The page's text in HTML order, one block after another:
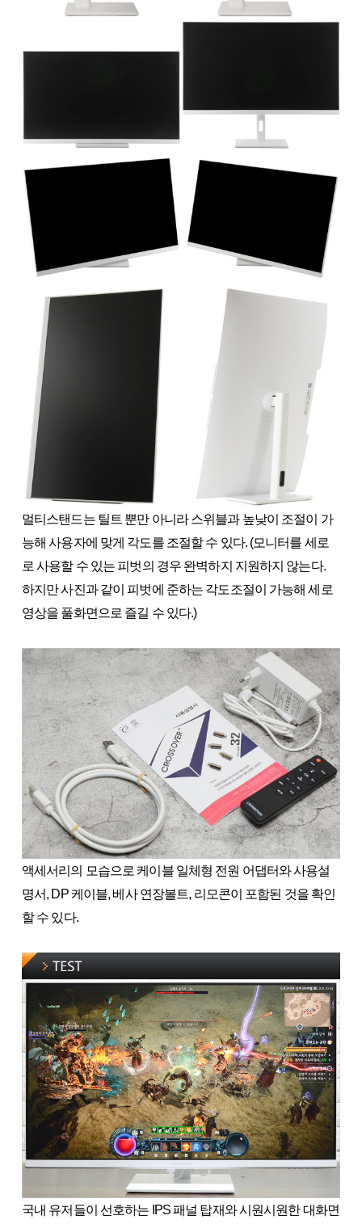
멀티스탠드는 틸트 뿐만 아니라 스위블과 높낮이 조절이 가
능해 사용자에 맞게 각도를 조절할 수 있다. (모니터를 세로
로 사용할 수 있는 피벗의 경우 완벽하지 지원하지 않는다.
하지만 사진과 같이 피벗에 준하는 각도조절이 가능해 세로
영상을 풀화면으로 즐길 수 있다.)
액세서리의 모습으로 케이블 일체형 전원 어댑터와 사용설
명서, DP 케이블, 베사 연장볼트, 리모콘이 포함된 것을 확인
할 수 있다.
국내 유저들이 선호하는 IPS 패널 탑재와 시원시원한 대화면